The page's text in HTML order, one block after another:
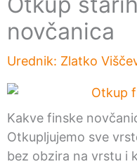
novčanica
Urednik: Zlatko
Kakve finske
Otkupljujemo sve
bez obzira na vrstu i